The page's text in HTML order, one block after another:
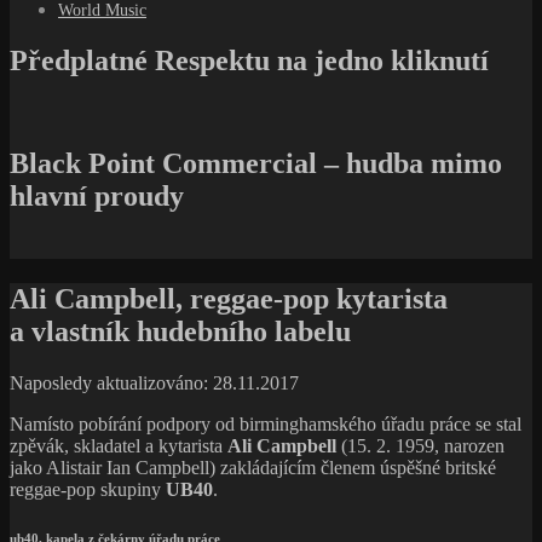
World Music
Předplatné Respektu na jedno kliknutí
Black Point Commercial – hudba mimo
hlavní proudy
Ali Campbell, reggae-pop kytarista
a vlastník hudebního labelu
Naposledy aktualizováno: 28.11.2017
Namísto pobírání podpory od birminghamského úřadu práce se stal
zpěvák, skladatel a kytarista Ali Campbell (15. 2. 1959, narozen
jako Alistair Ian Campbell) zakládajícím členem úspěšné britské
reggae-pop skupiny UB40.
ub40, kapela z čekárny úřadu práce